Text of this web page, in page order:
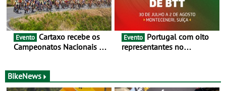
Evento
Campeonatos Nacionais da
Evento
representantes no
Monteceneri, na Suíça
BikeNews